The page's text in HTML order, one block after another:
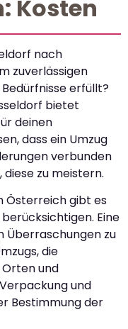
Kosten
nach
zuverlässigen
Bedürfnisse erfüllt?
bietet
deinen
dass ein Umzug
verbunden
zu meistern.
Österreich gibt es
Eine
Überraschungen zu
die
und
und
Bestimmung der